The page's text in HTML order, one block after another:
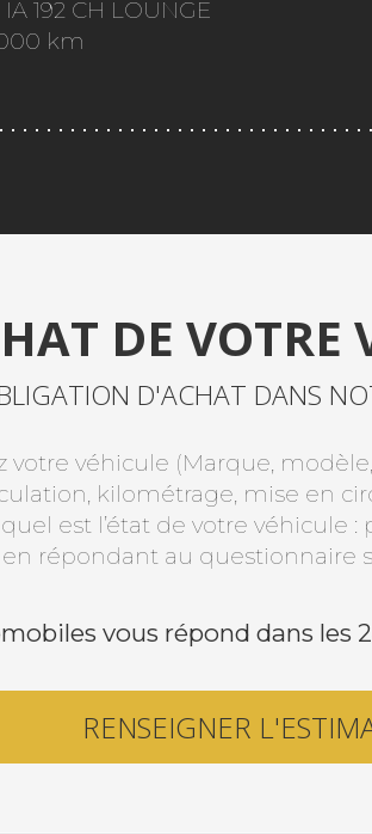
192 CH LOUNGE
km
DE VOTRE
D'ACHAT DANS
votre véhicule (Marque,
kilométrage, mise en
quel est l’état de votre véhicule
en répondant au questionnaire
vous répond dans les
RENSEIGNER